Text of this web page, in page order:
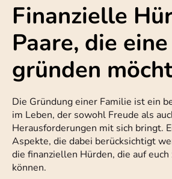
Finanzielle
Paare, die
gründen
Die Gründung einer Familie ist ein
im Leben, der sowohl Freude als
Herausforderungen mit sich bringt.
Aspekte, die dabei berücksichtigt
die finanziellen Hürden, die auf euch
können.